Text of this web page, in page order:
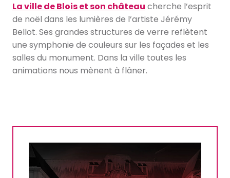
La ville de Blois et son château cherche l’esprit
de noël dans les lumières de l’artiste Jérémy
Bellot. Ses grandes structures de verre reflètent
une symphonie de couleurs sur les façades et les
salles du monument. Dans la ville toutes les
animations nous mènent à flâner.